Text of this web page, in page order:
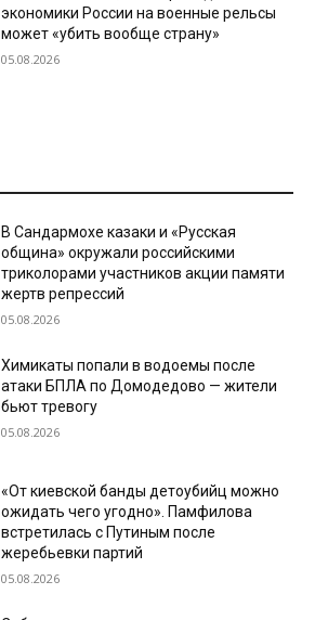
экономики России на военные рельсы
может «убить вообще страну»
05.08.2026
В Сандармохе казаки и «Русская
община» окружали российскими
триколорами участников акции памяти
жертв репрессий
05.08.2026
Химикаты попали в водоемы после
атаки БПЛА по Домодедово — жители
бьют тревогу
05.08.2026
«От киевской банды детоубийц можно
ожидать чего угодно». Памфилова
встретилась с Путиным после
жеребьевки партий
05.08.2026